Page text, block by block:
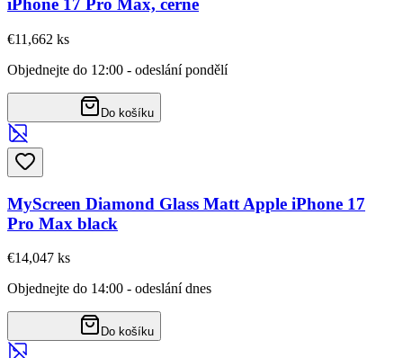
iPhone 17 Pro Max, černé
€11,662 ks
Objednejte do 12:00 - odeslání pondělí
Do košíku
MyScreen Diamond Glass Matt Apple iPhone 17
Pro Max black
€14,047 ks
Objednejte do 14:00 - odeslání dnes
Do košíku